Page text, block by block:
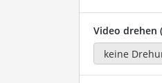
Video drehen